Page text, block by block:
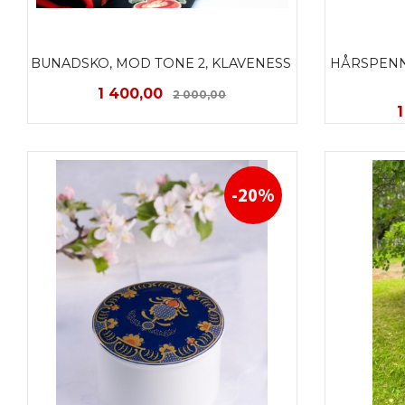
Tilbud
1 400,00 2 000,00Rabatt
LES MER
-20%